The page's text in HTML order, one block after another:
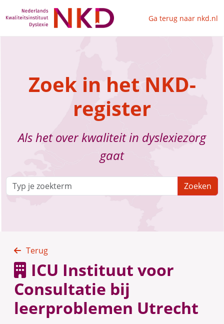
Ga terug naar nkd.nl
Zoek in het NKD-
register
Als het over kwaliteit in dyslexiezorg
gaat
Zoeken
Terug
ICU Instituut voor
Consultatie bij
leerproblemen Utrecht